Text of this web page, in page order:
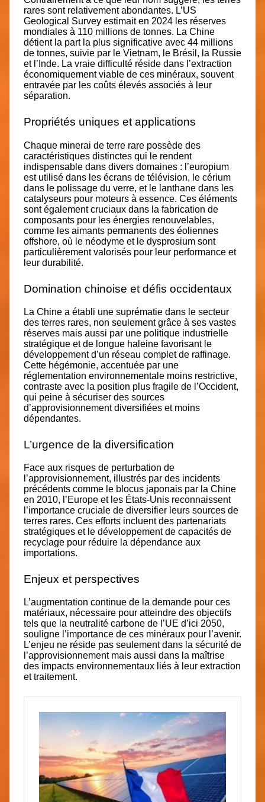
rares sont relativement abondantes. L’US
Geological Survey estimait en 2024 les réserves
mondiales à 110 millions de tonnes. La Chine
détient la part la plus significative avec 44 millions
de tonnes, suivie par le Vietnam, le Brésil, la Russie
et l’Inde. La vraie difficulté réside dans l’extraction
économiquement viable de ces minéraux, souvent
entravée par les coûts élevés associés à leur
séparation.
Propriétés uniques et applications
Chaque minerai de terre rare possède des
caractéristiques distinctes qui le rendent
indispensable dans divers domaines : l’europium
est utilisé dans les écrans de télévision, le cérium
dans le polissage du verre, et le lanthane dans les
catalyseurs pour moteurs à essence. Ces éléments
sont également cruciaux dans la fabrication de
composants pour les énergies renouvelables,
comme les aimants permanents des éoliennes
offshore, où le néodyme et le dysprosium sont
particulièrement valorisés pour leur performance et
leur durabilité.
Domination chinoise et défis occidentaux
La Chine a établi une suprématie dans le secteur
des terres rares, non seulement grâce à ses vastes
réserves mais aussi par une politique industrielle
stratégique et de longue haleine favorisant le
développement d’un réseau complet de raffinage.
Cette hégémonie, accentuée par une
réglementation environnementale moins restrictive,
contraste avec la position plus fragile de l’Occident,
qui peine à sécuriser des sources
d’approvisionnement diversifiées et moins
dépendantes.
L’urgence de la diversification
Face aux risques de perturbation de
l’approvisionnement, illustrés par des incidents
précédents comme le blocus japonais par la Chine
en 2010, l’Europe et les États-Unis reconnaissent
l’importance cruciale de diversifier leurs sources de
terres rares. Ces efforts incluent des partenariats
stratégiques et le développement de capacités de
recyclage pour réduire la dépendance aux
importations.
Enjeux et perspectives
L’augmentation continue de la demande pour ces
matériaux, nécessaire pour atteindre des objectifs
tels que la neutralité carbone de l’UE d’ici 2050,
souligne l’importance de ces minéraux pour l’avenir.
L’enjeu ne réside pas seulement dans la sécurité de
l’approvisionnement mais aussi dans la maîtrise
des impacts environnementaux liés à leur extraction
et traitement.